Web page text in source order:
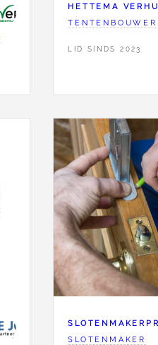
HETTEMA
TENTENBOUWER
LID SINDS 2023
SLOTENMAKER